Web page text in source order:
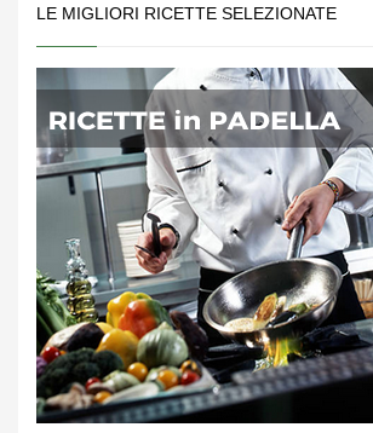
LE MIGLIORI RICETTE SELEZIONATE